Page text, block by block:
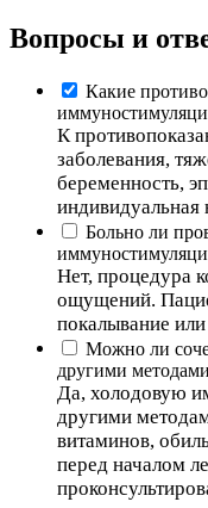
Вопросы и
Какие
К
заболевания,
беременность,
индивидуальная
Больно ли
Нет, процедура
ощущений.
покалывание
Можно ли
другими
Да, холодовую
другими
витаминов,
перед началом